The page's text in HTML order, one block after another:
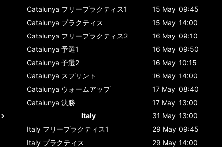
Catalunya フリープラクティス1 15 May 09:45
Catalunya プラクティス 15 May 14:00
Catalunya フリープラクティス2 16 May 09:10
Catalunya 予選1 16 May 09:50
Catalunya 予選2 16 May 10:15
Catalunya スプリント 16 May 14:00
Catalunya ウォームアップ 17 May 08:40
Catalunya 決勝 17 May 13:00
Italy
31 May 13:00
Italy フリープラクティス1 29 May 09:45
Italy プラクティス 29 May 14:00